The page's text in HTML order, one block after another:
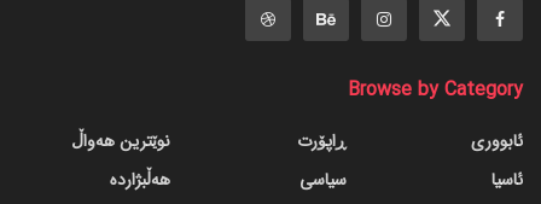
Browse by Category
ئابووری
ئاسیا
ڕاپۆرت
سیاسی
نوێترین هەواڵ
هەڵبژاردە